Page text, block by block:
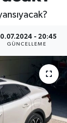
- 20:45
GÜNCELLEME